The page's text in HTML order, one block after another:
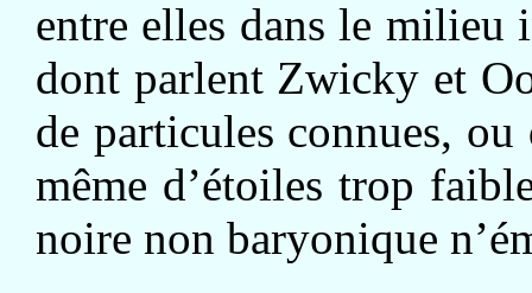
entre elles dans le milieu
dont parlent Zwicky et
de particules connues,
même d’étoiles trop
noire non baryonique